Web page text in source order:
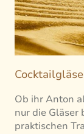
Ob ihr Anton
nur die Gläser
praktischen